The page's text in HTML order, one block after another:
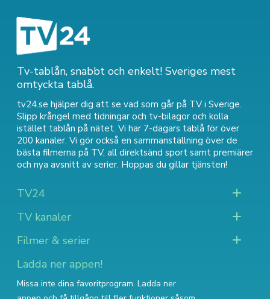
Tv-tablån, snabbt och enkelt! Sveriges mest
omtyckta tablå.
tv24.se hjälper dig att se vad som går på TV i Sverige.
Slipp krångel med tidningar och tv-bilagor och kolla
istället tablån på nätet. Vi har 7-dagars tablå för över
200 kanaler. Vi gör också en sammanställning över de
bästa filmerna på TV, all direktsänd sport samt premiärer
och nya avsnitt av serier. Hoppas du gillar tjänsten!
TV24
TV kanaler
Filmer & serier
Ladda ner appen!
Missa inte dina favoritprogram. Ladda ner